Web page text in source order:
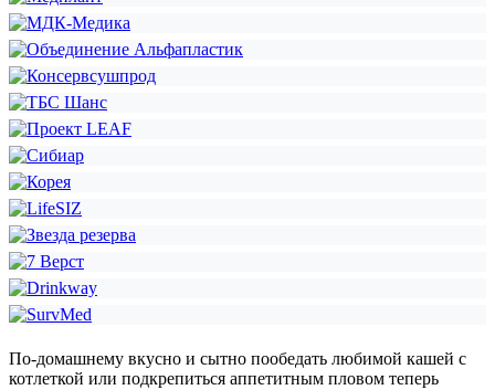
По-домашнему вкусно и сытно пообедать любимой кашей с
котлеткой или подкрепиться аппетитным пловом теперь